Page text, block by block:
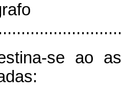
se ao